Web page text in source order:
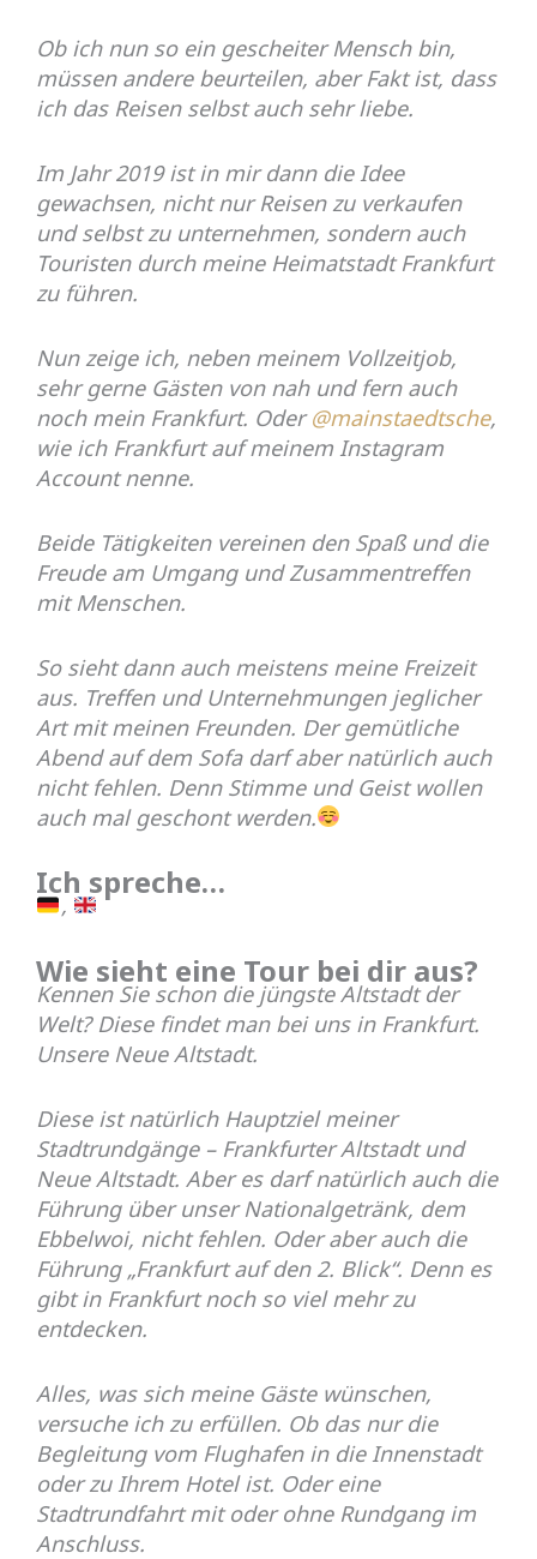
Ob ich nun so ein gescheiter Mensch bin,
müssen andere beurteilen, aber Fakt ist, dass
ich das Reisen selbst auch sehr liebe.
Im Jahr 2019 ist in mir dann die Idee
gewachsen, nicht nur Reisen zu verkaufen
und selbst zu unternehmen, sondern auch
Touristen durch meine Heimatstadt Frankfurt
zu führen.
Nun zeige ich, neben meinem Vollzeitjob,
sehr gerne Gästen von nah und fern auch
noch mein Frankfurt. Oder@mainstaedtsche,
wie ich Frankfurt auf meinem Instagram
Account nenne.
Beide Tätigkeiten vereinen den Spaß und die
Freude am Umgang und Zusammentreffen
mit Menschen.
So sieht dann auch meistens meine Freizeit
aus. Treffen und Unternehmungen jeglicher
Art mit meinen Freunden. Der gemütliche
Abend auf dem Sofa darf aber natürlich auch
nicht fehlen. Denn Stimme und Geist wollen
auch mal geschont werden.
Ich spreche…
,
Wie sieht eine Tour bei dir aus?
Kennen Sie schon die jüngste Altstadt der
Welt? Diese findet man bei uns in Frankfurt.
Unsere Neue Altstadt.
Diese ist natürlich Hauptziel meiner
Stadtrundgänge – Frankfurter Altstadt und
Neue Altstadt. Aber es darf natürlich auch die
Führung über unser Nationalgetränk, dem
Ebbelwoi, nicht fehlen. Oder aber auch die
Führung „Frankfurt auf den 2. Blick“. Denn es
gibt in Frankfurt noch so viel mehr zu
entdecken.
Alles, was sich meine Gäste wünschen,
versuche ich zu erfüllen. Ob das nur die
Begleitung vom Flughafen in die Innenstadt
oder zu Ihrem Hotel ist. Oder eine
Stadtrundfahrt mit oder ohne Rundgang im
Anschluss.